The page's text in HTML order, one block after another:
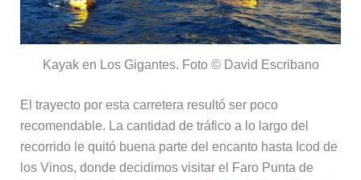
Kayak en Los Gigantes. Foto © David Escribano
El trayecto por esta carretera resultó ser poco
recomendable. La cantidad de tráfico a lo largo del
recorrido le quitó buena parte del encanto hasta Icod de
los Vinos, donde decidimos visitar el Faro Punta de